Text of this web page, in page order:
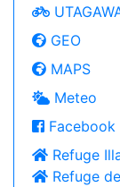
GEO
MAPS
Meteo
Facebook
Refuge
Refuge